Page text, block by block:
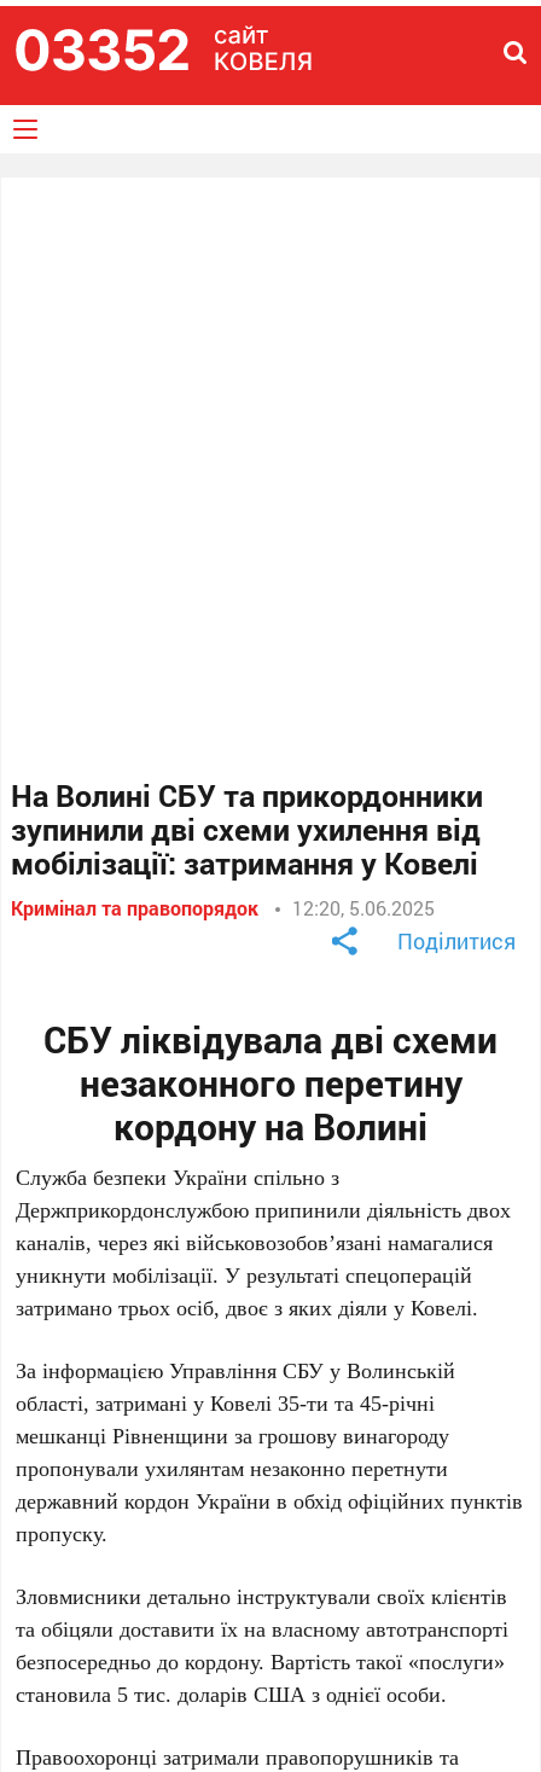
На Волині СБУ та прикордонники
зупинили дві схеми ухилення від
мобілізації: затримання у Ковелі
Кримінал та правопорядок 12:20, 5.06.2025
Поділитися
СБУ ліквідувала дві схеми
незаконного перетину
кордону на Волині
Служба безпеки України спільно з
Держприкордонслужбою припинили діяльність двох
каналів, через які військовозобов’язані намагалися
уникнути мобілізації. У результаті спецоперацій
затримано трьох осіб, двоє з яких діяли у Ковелі.
За інформацією Управління СБУ у Волинській
області, затримані у Ковелі 35-ти та 45-річні
мешканці Рівненщини за грошову винагороду
пропонували ухилянтам незаконно перетнути
державний кордон України в обхід офіційних пунктів
пропуску.
Зловмисники детально інструктували своїх клієнтів
та обіцяли доставити їх на власному автотранспорті
безпосередньо до кордону. Вартість такої «послуги»
становила 5 тис. доларів США з однієї особи.
Правоохоронці затримали правопорушників та